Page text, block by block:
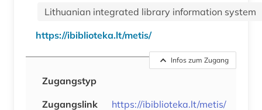
Lithuanian integrated library information system
https://ibiblioteka.lt/metis/
Infos zum Zugang
Zugangstyp
Zugangslink
https://ibiblioteka.lt/metis/